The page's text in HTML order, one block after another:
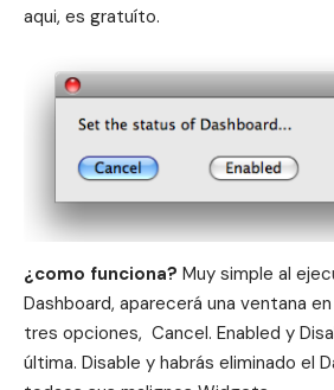
aqui, es gratuíto.
¿como funciona? Muy simple al
Dashboard, aparecerá una ventana
tres opciones, Cancel. Enabled y
última. Disable y habrás eliminado el